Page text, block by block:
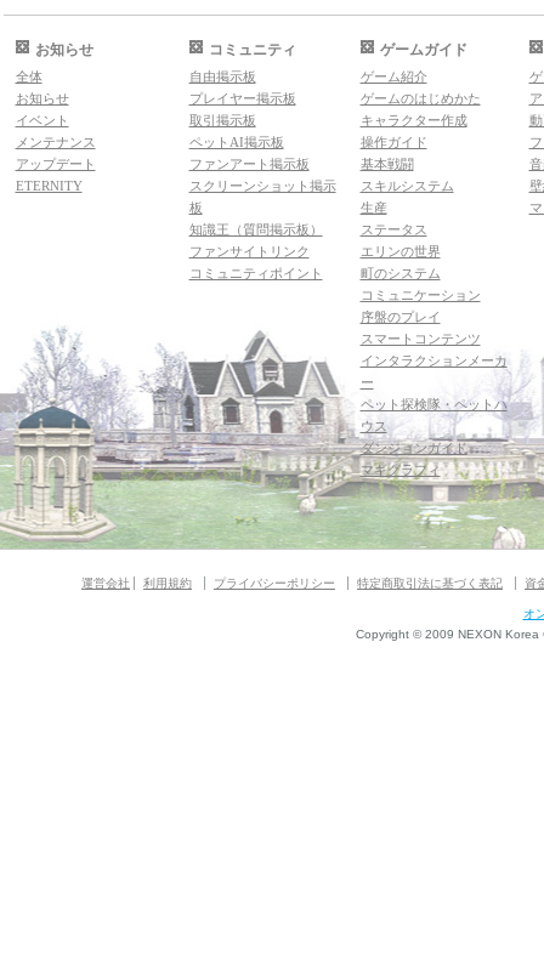
お知らせ
全体
お知らせ
イベント
メンテナンス
アップデート
ETERNITY
コミュニティ
自由掲示板
プレイヤー掲示板
取引掲示板
ペットAI掲示板
ファンアート掲示板
スクリーンショット掲示
板
知識王（質問掲示板）
ファンサイトリンク
コミュニティポイント
ゲームガイド
ゲーム紹介
ゲームのはじめかた
キャラクター作成
操作ガイド
基本戦闘
スキルシステム
生産
ステータス
エリンの世界
町のシステム
コミュニケーション
序盤のプレイ
スマートコンテンツ
インタラクションメーカ
ー
ペット探検隊・ペットハ
ウス
ダンジョンガイド
マギグラフィ
運営会社 利用規約 プライバシーポリシー 特定商取引法に基づく表記 資
オ
Copyright © 2009 NEXON Korea